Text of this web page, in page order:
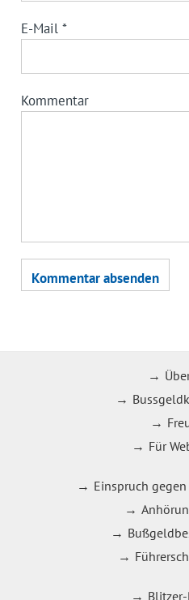
E-Mail *
Kommentar
Für
Einspruch